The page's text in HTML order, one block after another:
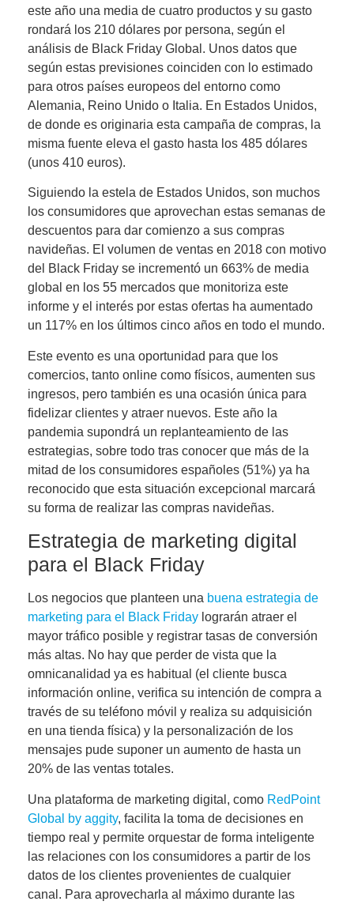
este año una media de cuatro productos y su gasto
rondará los 210 dólares por persona, según el
análisis de Black Friday Global. Unos datos que
según estas previsiones coinciden con lo estimado
para otros países europeos del entorno como
Alemania, Reino Unido o Italia. En Estados Unidos,
de donde es originaria esta campaña de compras, la
misma fuente eleva el gasto hasta los 485 dólares
(unos 410 euros).
Siguiendo la estela de Estados Unidos, son muchos
los consumidores que aprovechan estas semanas de
descuentos para dar comienzo a sus compras
navideñas. El volumen de ventas en 2018 con motivo
del Black Friday se incrementó un 663% de media
global en los 55 mercados que monitoriza este
informe y el interés por estas ofertas ha aumentado
un 117% en los últimos cinco años en todo el mundo.
Este evento es una oportunidad para que los
comercios, tanto online como físicos, aumenten sus
ingresos, pero también es una ocasión única para
fidelizar clientes y atraer nuevos. Este año la
pandemia supondrá un replanteamiento de las
estrategias, sobre todo tras conocer que más de la
mitad de los consumidores españoles (51%) ya ha
reconocido que esta situación excepcional marcará
su forma de realizar las compras navideñas.
Estrategia de marketing digital
para el Black Friday
Los negocios que planteen una buena estrategia de
marketing para el Black Friday lograrán atraer el
mayor tráfico posible y registrar tasas de conversión
más altas. No hay que perder de vista que la
omnicanalidad ya es habitual (el cliente busca
información online, verifica su intención de compra a
través de su teléfono móvil y realiza su adquisición
en una tienda física) y la personalización de los
mensajes pude suponer un aumento de hasta un
20% de las ventas totales.
Una plataforma de marketing digital, como RedPoint
Global by aggity, facilita la toma de decisiones en
tiempo real y permite orquestar de forma inteligente
las relaciones con los consumidores a partir de los
datos de los clientes provenientes de cualquier
canal. Para aprovecharla al máximo durante las